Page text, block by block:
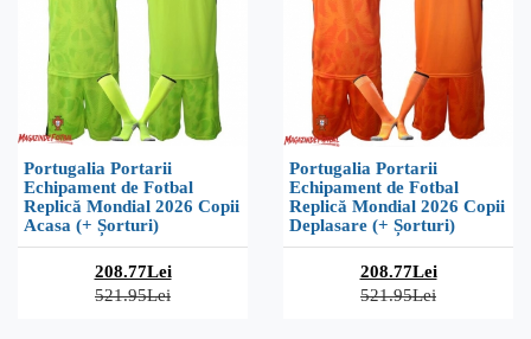
Portugalia Portarii
Echipament de Fotbal
Replică Mondial 2026 Copii
Acasa (+ Șorturi)
208.77Lei
521.95Lei
Portugalia Portarii
Echipament de Fotbal
Replică Mondial 2026 Copii
Deplasare (+ Șorturi)
208.77Lei
521.95Lei